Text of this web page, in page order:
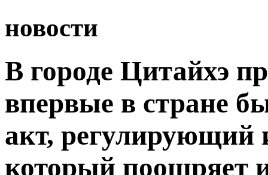
новости
В городе Цитайхэ
впервые в стране
акт, регулирующий
который поощряет